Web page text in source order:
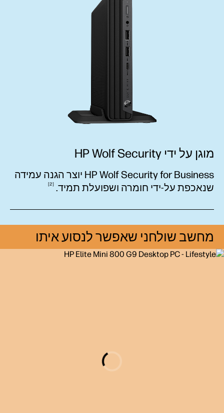
מוגן על ידי HP Wolf Security
HP Wolf Security for Business יוצר הגנה עמידה
שנאכפת על-ידי חומרה ושפועלת תמיד. 2
מחשב שולחני שאפשר לנסוע איתו